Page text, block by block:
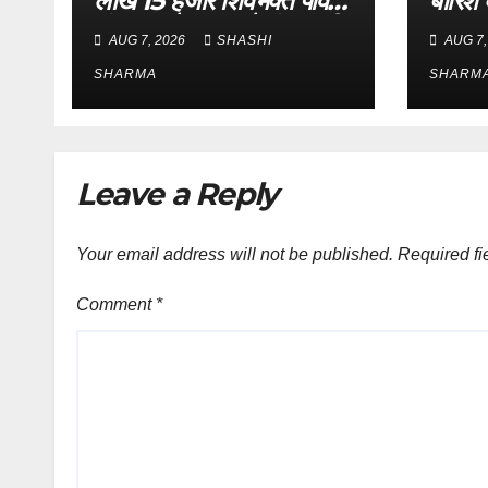
गंगाजल लेकर अपने गंतव्य की
ओर हुए रवाना
AUG 7, 2026 SHASHI
SHARMA
भ्रमण,
लिया
AUG
Leave a Reply
Your email address will not be published. Required
Comment *